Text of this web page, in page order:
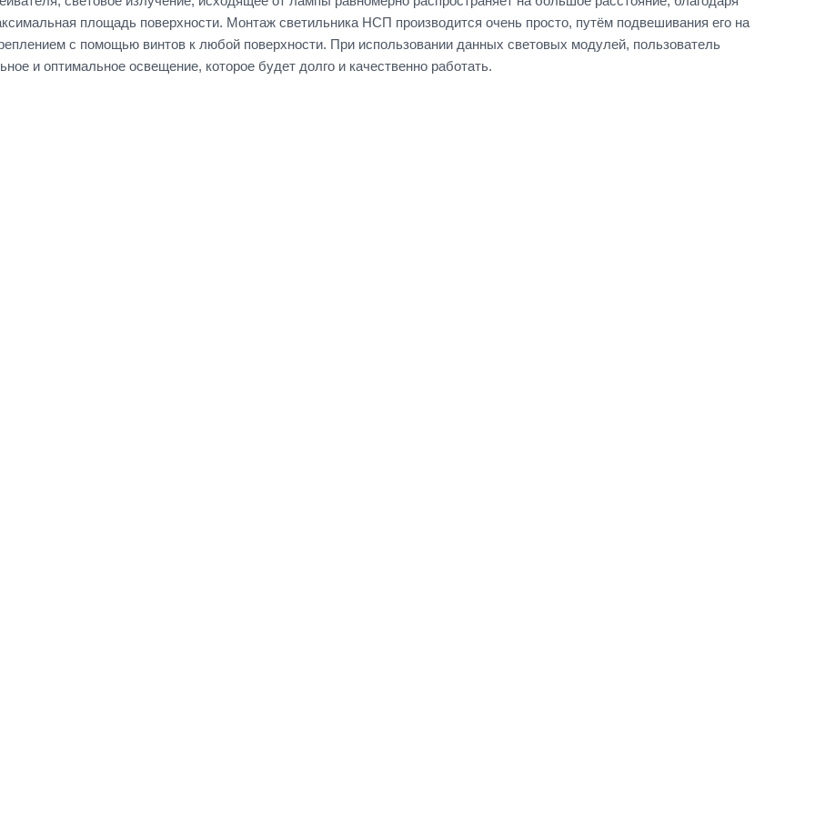
площадь поверхности. Монтаж светильника НСП производится очень просто, путём подвешивания его на
с помощью винтов к любой поверхности. При использовании данных световых модулей, пользователь
и оптимальное освещение, которое будет долго и качественно работать.